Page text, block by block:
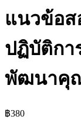
แนวข้อ
ปฏิบัติกา
พัฒนาคุ
฿380